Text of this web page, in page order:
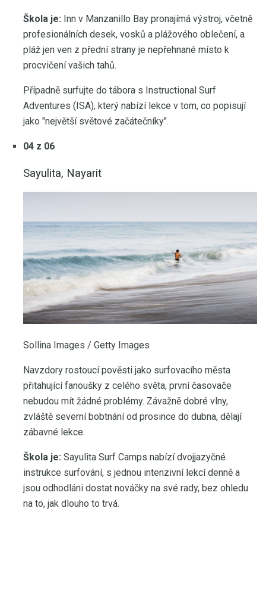
Škola je: Inn v Manzanillo Bay pronajímá výstroj, včetně
profesionálních desek, vosků a plážového oblečení, a
pláž jen ven z přední strany je nepřehnané místo k
procvičení vašich tahů.
Případně surfujte do tábora s Instructional Surf
Adventures (ISA), který nabízí lekce v tom, co popisují
jako "největší světové začátečníky".
04 z 06
Sayulita, Nayarit
Sollina Images / Getty Images
Navzdory rostoucí pověsti jako surfovacího města
přitahující fanoušky z celého světa, první časovače
nebudou mít žádné problémy. Závažně dobré vlny,
zvláště severní bobtnání od prosince do dubna, dělají
zábavné lekce.
Škola je: Sayulita Surf Camps nabízí dvojjazyčné
instrukce surfování, s jednou intenzivní lekcí denně a
jsou odhodláni dostat nováčky na své rady, bez ohledu
na to, jak dlouho to trvá.